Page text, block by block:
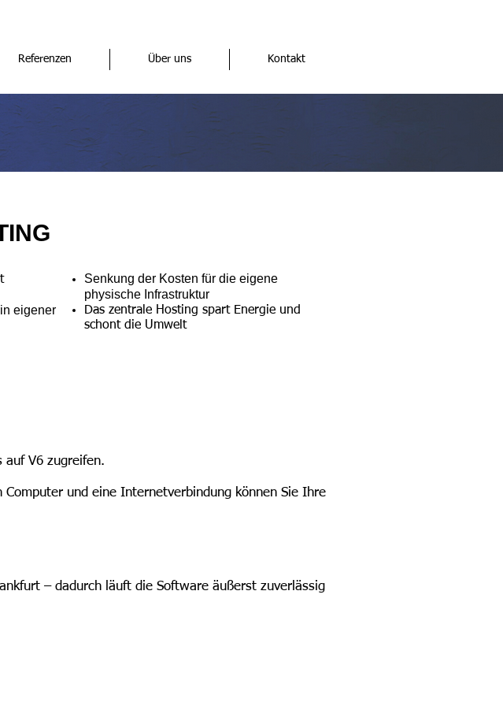
Referenzen Über uns Kontakt
eigener
Senkung der Kosten für die eigene
physische Infrastruktur
Das zentrale Hosting spart Energie und
schont die Umwelt
auf V6 zugreifen.
und eine Internetverbindung können Sie Ihre
– dadurch läuft die Software äußerst zuverlässig